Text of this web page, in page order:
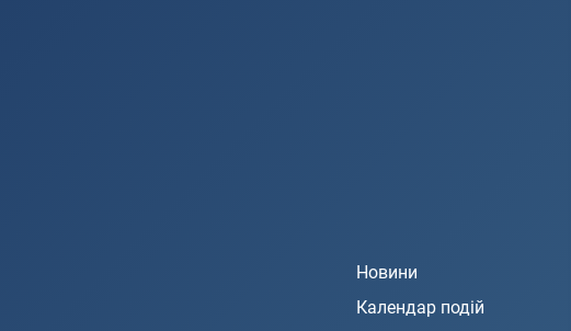
Новини
Календар подій